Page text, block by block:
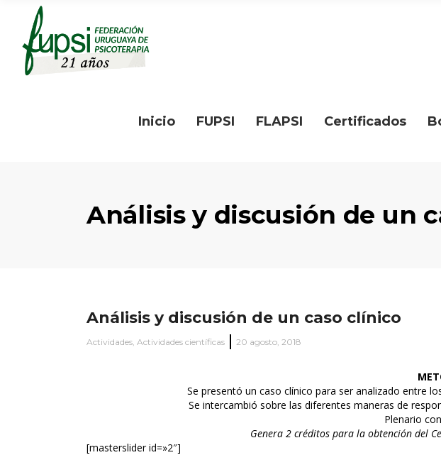
Inicio FUPSI FLAPSI Certificados
Análisis y discusión de un
Análisis y discusión de un caso clínico
Actividades, Actividades científicas 20 agosto, 2018
Se presentó un caso clínico para ser analizado entre
Se intercambió sobre las diferentes maneras de
Plenario
Genera 2 créditos para la obtención del
[masterslider id=»2″]